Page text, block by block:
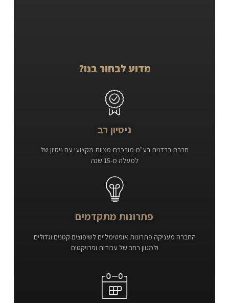
מדוע לבחור בנו?
ניסיון רב
חברת ברדנית בע"מ מורכבת מצוות מקצועי עם ניסיון של
למעלה מ-15 שנה
פתרונות מתקדמים
החברה מעניקה פתרונות אופטימליים לשיפוצים קטנים וגדולים
ולמגוון רחב של עבודות ופרויקטים